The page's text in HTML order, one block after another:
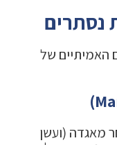
נסתרים
האמיתיים של
מאגדה (ועשן